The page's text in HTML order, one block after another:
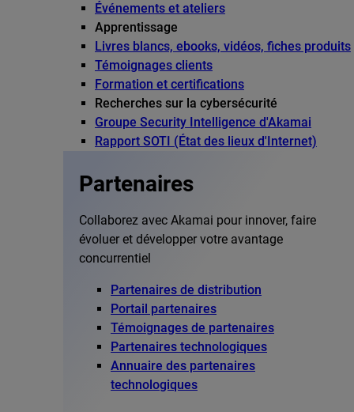
Événements et ateliers
Apprentissage
Livres blancs, ebooks, vidéos, fiches produits
Témoignages clients
Formation et certifications
Recherches sur la cybersécurité
Groupe Security Intelligence d'Akamai
Rapport SOTI (État des lieux d'Internet)
Partenaires
Collaborez avec Akamai pour innover, faire
évoluer et développer votre avantage
concurrentiel
Partenaires de distribution
Portail partenaires
Témoignages de partenaires
Partenaires technologiques
Annuaire des partenaires
technologiques